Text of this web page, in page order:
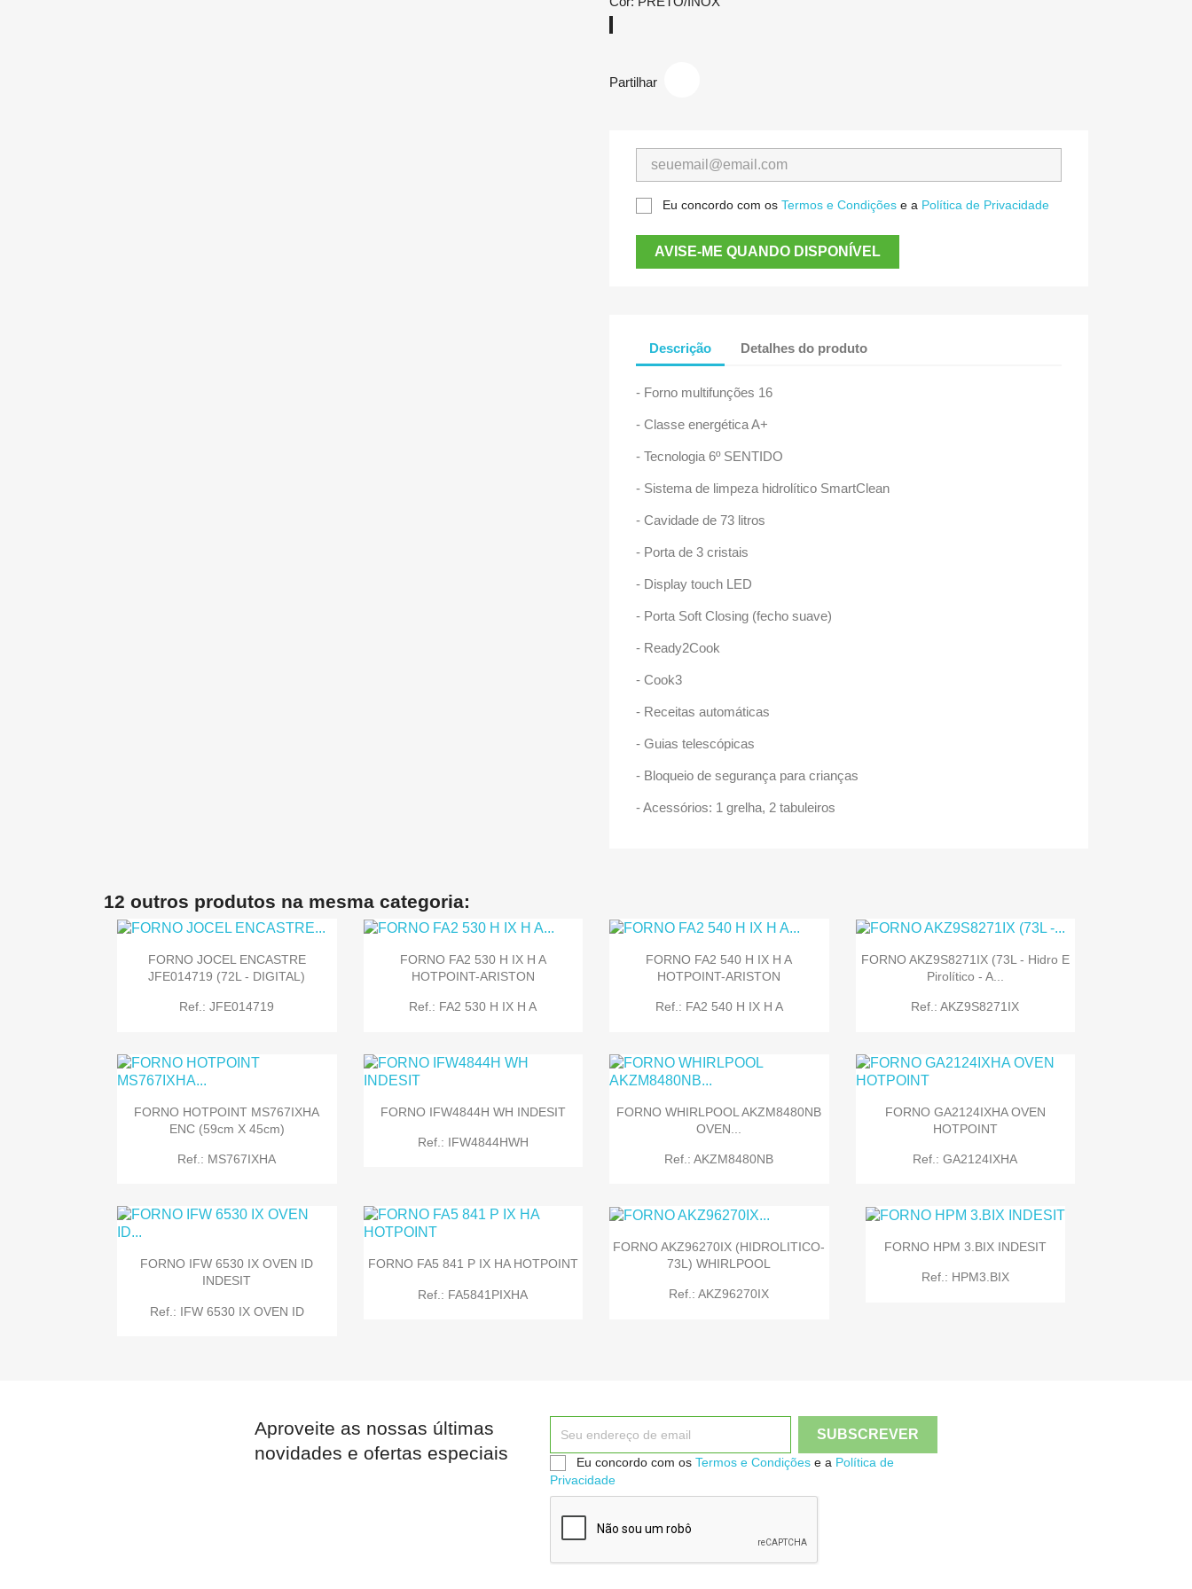
Partilhar
Eu concordo com os Termos e Condições e a Política de Privacidade
AVISE-ME QUANDO DISPONÍVEL
Descrição Detalhes do produto
- Forno multifunções 16
- Classe energética A+
- Tecnologia 6º SENTIDO
- Sistema de limpeza hidrolítico SmartClean
- Cavidade de 73 litros
- Porta de 3 cristais
- Display touch LED
- Porta Soft Closing (fecho suave)
- Ready2Cook
- Cook3
- Receitas automáticas
- Guias telescópicas
- Bloqueio de segurança para crianças
- Acessórios: 1 grelha, 2 tabuleiros
12 outros produtos na mesma categoria:
FORNO JOCEL ENCASTRE
JFE014719 (72L - DIGITAL)
Ref.: JFE014719
 Quick view
FORNO FA2 530 H IX H A
HOTPOINT-ARISTON
Ref.: FA2 530 H IX H A
FORNO FA2 540 H IX H A
HOTPOINT-ARISTON
Ref.: FA2 540 H IX H A
 Quick view
FORNO AKZ9S8271IX (73L - Hidro E
Pirolítico - A...
Ref.: AKZ9S8271IX
 Quick view
FORNO HOTPOINT MS767IXHA
ENC (59cm X 45cm)
Ref.: MS767IXHA
FORNO IFW4844H WH INDESIT
Ref.: IFW4844HWH
 Quick view
FORNO WHIRLPOOL AKZM8480NB
OVEN...
Ref.: AKZM8480NB
 Quick view
FORNO GA2124IXHA OVEN
HOTPOINT
Ref.: GA2124IXHA
FORNO IFW 6530 IX OVEN ID
INDESIT
Ref.: IFW 6530 IX OVEN ID
Quick view
FORNO FA5 841 P IX HA HOTPOINT
Ref.: FA5841PIXHA
 Quick view
FORNO AKZ96270IX (HIDROLITICO-
73L) WHIRLPOOL
Ref.: AKZ96270IX

FORNO HPM 3.BIX INDESIT
Ref.: HPM3.BIX
Aproveite as nossas últimas
novidades e ofertas especiais
Eu concordo com osTermos e Condições e a Política de
Privacidade